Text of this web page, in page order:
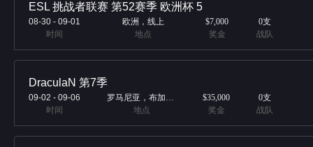
ESL 挑战者联赛 第52赛季 欧洲杯 5
08-30 - 09-01
时间
欧洲，线上
地点
$7,000
奖金
0支
战队
DraculaN 第7季
09-02 - 09-06
时间
罗马尼亚，布加勒斯特
地点
$35,000
奖金
0支
战队